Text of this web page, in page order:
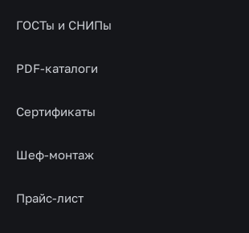
ГОСТы и СНИПы
PDF-каталоги
Сертификаты
Шеф-монтаж
Прайс-лист